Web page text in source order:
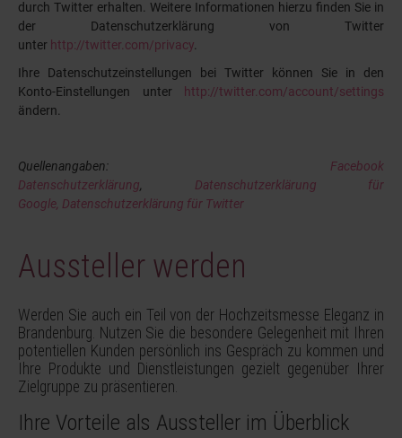
durch Twitter erhalten. Weitere Informationen hierzu finden Sie in
der Datenschutzerklärung von Twitter
unter http://twitter.com/privacy
Ihre Datenschutzeinstellungen bei Twitter können Sie in den
Konto-Einstellungen unter
http://twitter.com/account/settings
ändern.
Quellenangaben: Facebook
Datenschutzerklärung
Datenschutzerklärung für
Google, Datenschutzerklärung für Twitter
Aussteller werden
Werden Sie auch ein Teil von der Hochzeitsmesse Eleganz in
Brandenburg. Nutzen Sie die besondere Gelegenheit mit Ihren
potentiellen Kunden persönlich ins Gespräch zu kommen und
Ihre Produkte und Dienstleistungen gezielt gegenüber Ihrer
Zielgruppe zu präsentieren.
Ihre Vorteile als Aussteller im Überblick